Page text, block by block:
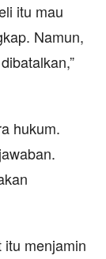
itu mau
Namun,
hukum.
itu menjamin